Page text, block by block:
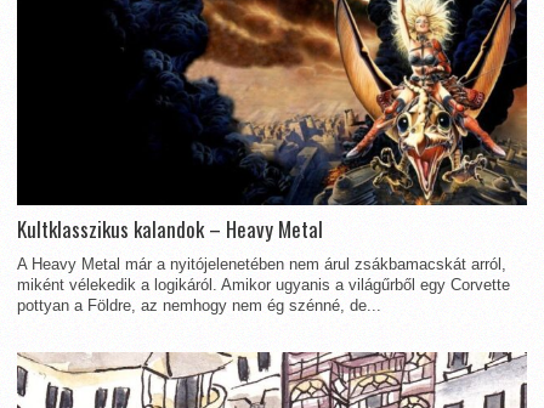
Kultklasszikus kalandok – Heavy Metal
A Heavy Metal már a nyitójelenetében nem árul zsákbamacskát arról,
miként vélekedik a logikáról. Amikor ugyanis a világűrből egy Corvette
pottyan a Földre, az nemhogy nem ég szénné, de...